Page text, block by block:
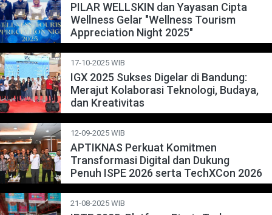
PILAR WELLSKIN dan Yayasan Cipta
Wellness Gelar "Wellness Tourism
Appreciation Night 2025"
17-10-2025 WIB
IGX 2025 Sukses Digelar di Bandung:
Merajut Kolaborasi Teknologi, Budaya,
dan Kreativitas
12-09-2025 WIB
APTIKNAS Perkuat Komitmen
Transformasi Digital dan Dukung
Penuh ISPE 2026 serta TechXCon 2026
21-08-2025 WIB